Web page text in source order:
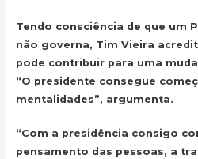
Tendo consciência de que um
não governa, Tim Vieira
pode contribuir para uma
“O presidente consegue
mentalidades”, argumenta.
“Com a presidência consigo
pensamento das pessoas, a